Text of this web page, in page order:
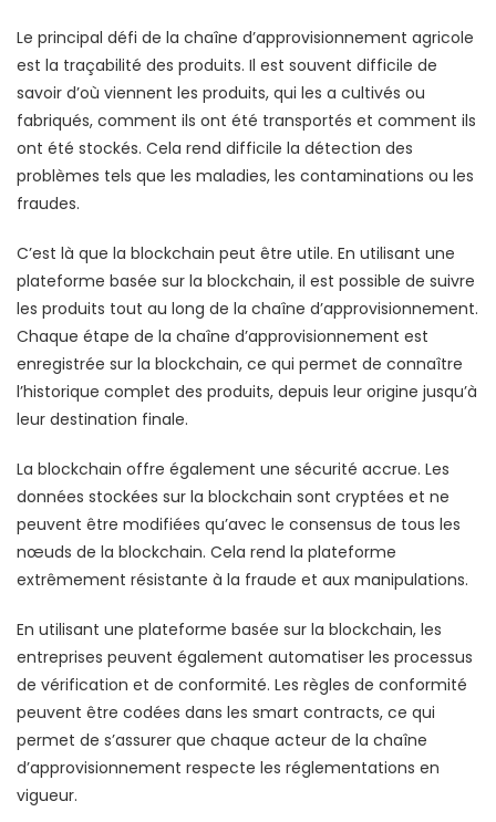
Le principal défi de la chaîne d’approvisionnement agricole
est la traçabilité des produits. Il est souvent difficile de
savoir d’où viennent les produits, qui les a cultivés ou
fabriqués, comment ils ont été transportés et comment ils
ont été stockés. Cela rend difficile la détection des
problèmes tels que les maladies, les contaminations ou les
fraudes.
C’est là que la blockchain peut être utile. En utilisant une
plateforme basée sur la blockchain, il est possible de suivre
les produits tout au long de la chaîne d’approvisionnement.
Chaque étape de la chaîne d’approvisionnement est
enregistrée sur la blockchain, ce qui permet de connaître
l’historique complet des produits, depuis leur origine jusqu’à
leur destination finale.
La blockchain offre également une sécurité accrue. Les
données stockées sur la blockchain sont cryptées et ne
peuvent être modifiées qu’avec le consensus de tous les
nœuds de la blockchain. Cela rend la plateforme
extrêmement résistante à la fraude et aux manipulations.
En utilisant une plateforme basée sur la blockchain, les
entreprises peuvent également automatiser les processus
de vérification et de conformité. Les règles de conformité
peuvent être codées dans les smart contracts, ce qui
permet de s’assurer que chaque acteur de la chaîne
d’approvisionnement respecte les réglementations en
vigueur.